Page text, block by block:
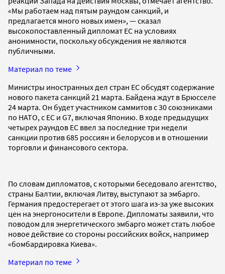
«Мы работаем над пятым раундом санкций, и
предлагается много новых имен», — сказал
высокопоставленный дипломат ЕС на условиях
анонимности, поскольку обсуждения не являются
публичными.
Материал по теме
Министры иностранных дел стран ЕС обсудят содержание
нового пакета санкций 21 марта. Байдена ждут в Брюсселе
24 марта. Он будет участником саммитов с 30 союзниками
по НАТО, с ЕС и G7, включая Японию. В ходе предыдущих
четырех раундов ЕС ввел за последние три недели
санкции против 685 россиян и белорусов и в отношении
торговли и финансового сектора.
По словам дипломатов, с которыми беседовало агентство,
страны Балтии, включая Литву, выступают за эмбарго.
Германия предостерегает от этого шага из-за уже высоких
цен на энергоносители в Европе. Дипломаты заявили, что
поводом для энергетического эмбарго может стать любое
новое действие со стороны российских войск, например
«бомбардировка Киева».
Материал по теме